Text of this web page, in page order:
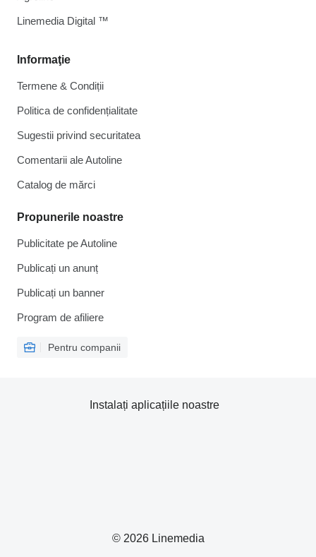
Informaţie
Termene & Condiții
Politica de confidențialitate
Sugestii privind securitatea
Comentarii ale Autoline
Catalog de mărcі
Propunerile noastre
Publicitate pe Autoline
Publicați un anunț
Publicați un banner
Program de afiliere
Pentru companii
Linemedia Digital ™
© 2026 Linemedia
Instalați aplicațiile noastre